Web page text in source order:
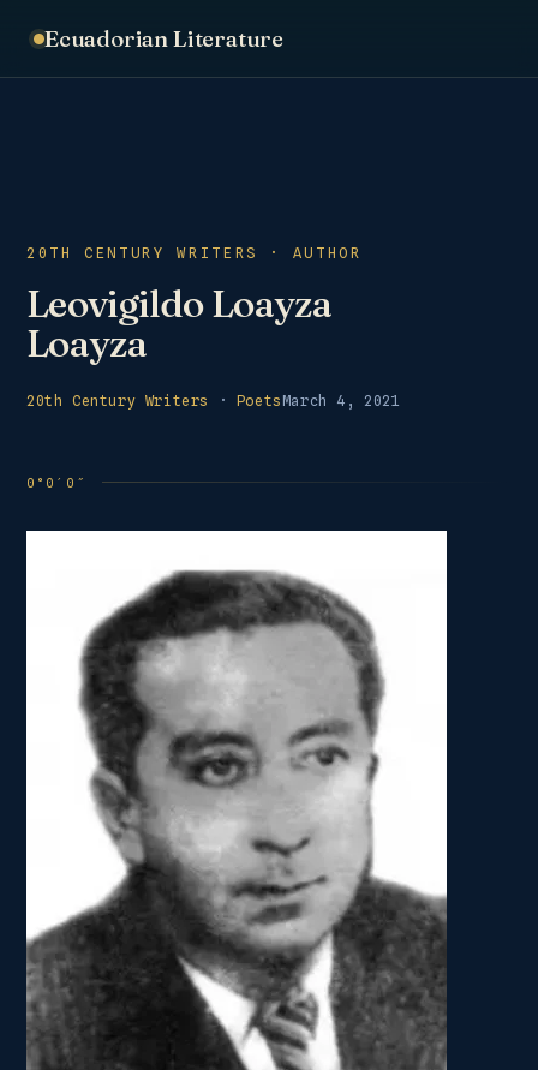
Ecuadorian Literature
20TH CENTURY WRITERS · AUTHOR
Leovigildo Loayza
Loayza
20th Century Writers · Poets March 4, 2021